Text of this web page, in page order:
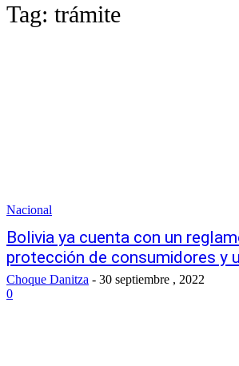
Tag: trámite
Nacional
Bolivia ya cuenta con un
protección de consumidores y
Choque Danitza - 30 septiembre , 2022
0